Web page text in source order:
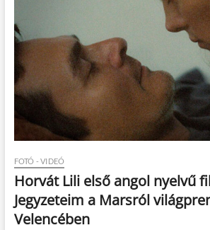
FOTÓ - VIDEÓ
Horvát Lili első angol nyelvű
Jegyzeteim a Marsról
Velencében